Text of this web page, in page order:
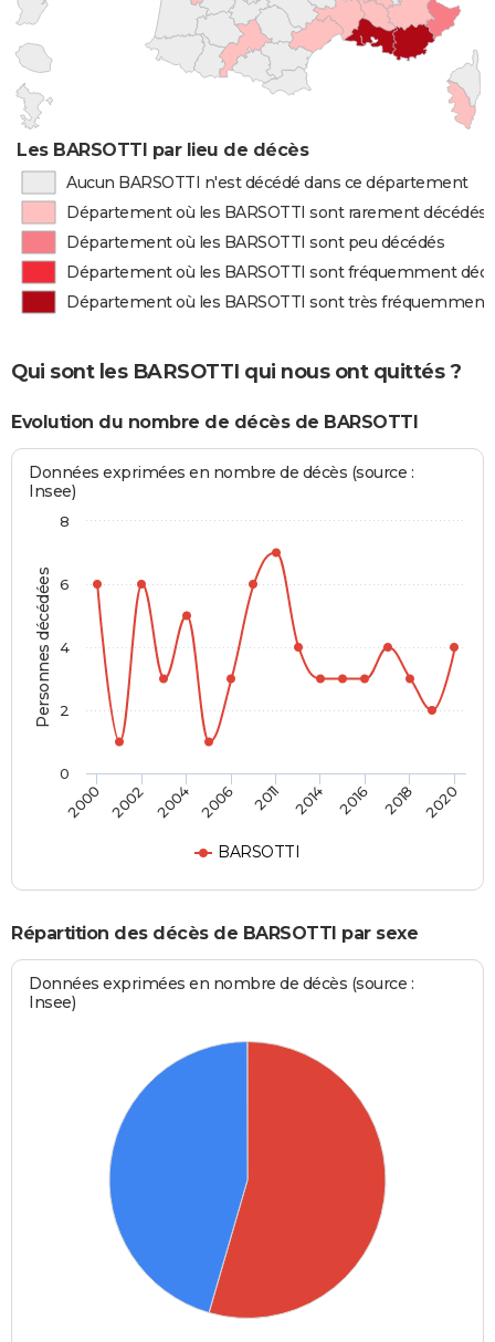
Les BARSOTTI par lieu de décès
Aucun BARSOTTI n'est décédé dans ce département
Département où les BARSOTTI sont rarement décédés
Département où les BARSOTTI sont peu décédés
Département où les BARSOTTI sont fréquemment
Département où les BARSOTTI sont très fréquemment
Qui sont les BARSOTTI qui nous ont quittés ?
Evolution du nombre de décès de BARSOTTI
Personnes décédées
Données exprimées en nombre de décès (source :
Insee)
BARSOTTI
2000 2002 2004 2006 2011 2014 2016 2018 2020
0
2
4
6
8
Répartition des décès de BARSOTTI par sexe
Données exprimées en nombre de décès (source :
Insee)